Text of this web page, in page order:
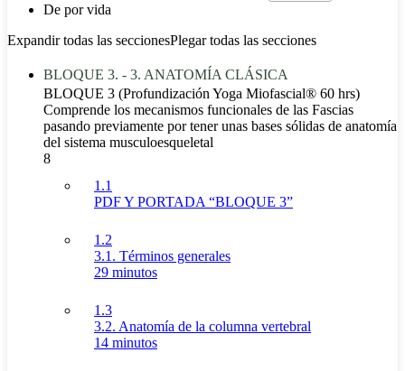
De por vida
Expandir todas las seccionesPlegar todas las secciones
BLOQUE 3. - 3. ANATOMÍA CLÁSICA
BLOQUE 3 (Profundización Yoga Miofascial® 60 hrs)
Comprende los mecanismos funcionales de las Fascias
pasando previamente por tener unas bases sólidas de anatomía
del sistema musculoesqueletal
8
1.1
PDF Y PORTADA “BLOQUE 3”
1.2
3.1. Términos generales
29 minutos
1.3
3.2. Anatomía de la columna vertebral
14 minutos